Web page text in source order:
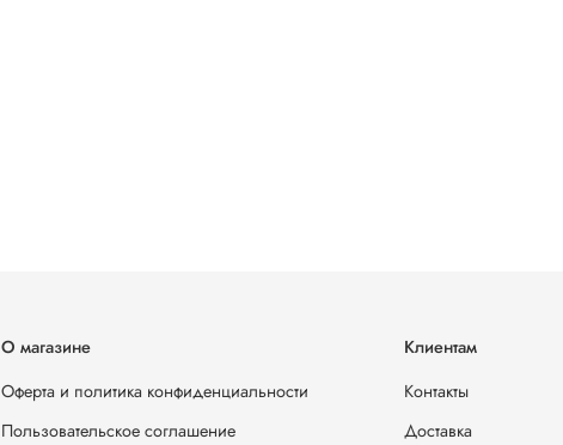
О магазине
Оферта и политика конфиденциальности
Пользовательское соглашение
Клиентам
Контакты
Доставка